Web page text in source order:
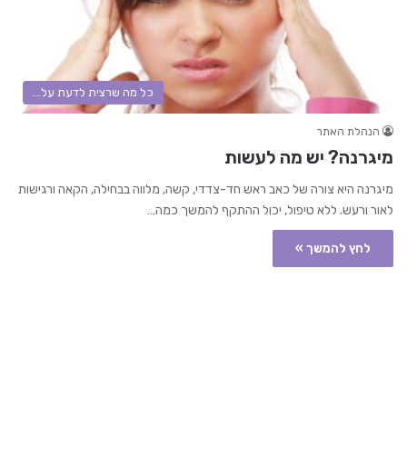
כל מה שרצית לדעת על...
הנהלת האתר
מיגרנה? יש מה לעשות
מיגרנה היא צורה של כאב ראש חד-צדדי, קשה, מלווה בבחילה, הקאה ורגישות
לאור ורעש. ללא טיפול, יכול ההתקף להמשך כמה…
לחץ להמשך »